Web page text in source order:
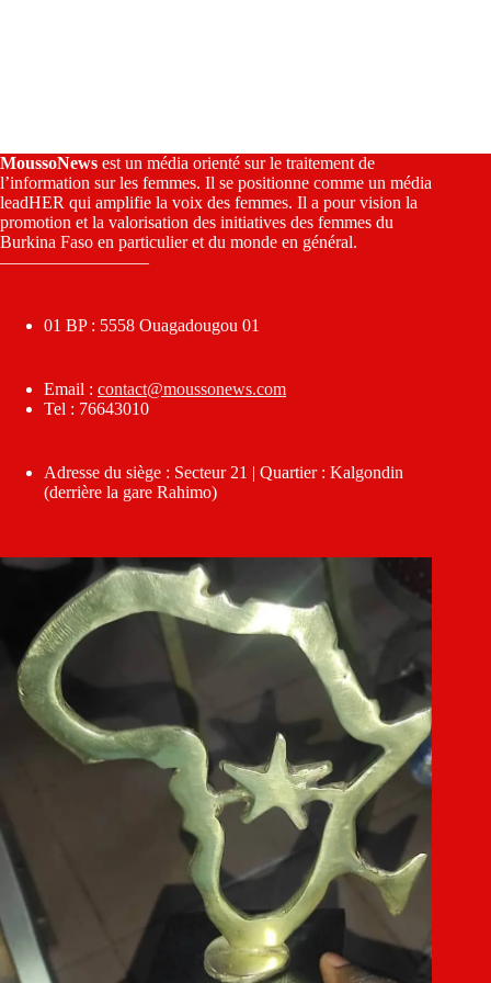
MoussoNews est un média orienté sur le traitement de
l’information sur les femmes. Il se positionne comme un média
leadHER qui amplifie la voix des femmes. Il a pour vision la
promotion et la valorisation des initiatives des femmes du
Burkina Faso en particulier et du monde en général.
————————–
01 BP : 5558 Ouagadougou 01
Email : contact@moussonews.com
Tel : 76643010
Adresse du siège : Secteur 21 | Quartier : Kalgondin
(derrière la gare Rahimo)